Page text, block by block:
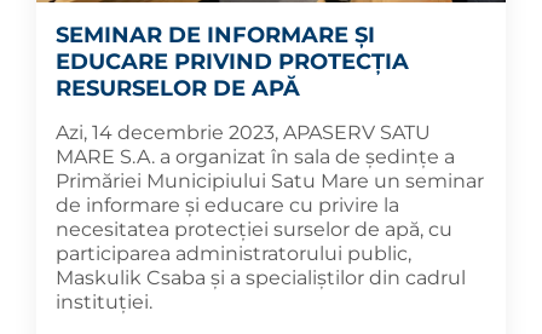
SEMINAR DE INFORMARE ȘI
EDUCARE PRIVIND PROTECȚIA
RESURSELOR DE APĂ
Azi, 14 decembrie 2023, APASERV SATU
MARE S.A. a organizat în sala de ședințe a
Primăriei Municipiului Satu Mare un seminar
de informare și educare cu privire la
necesitatea protecției surselor de apă, cu
participarea administratorului public,
Maskulik Csaba și a specialiștilor din cadrul
instituției.